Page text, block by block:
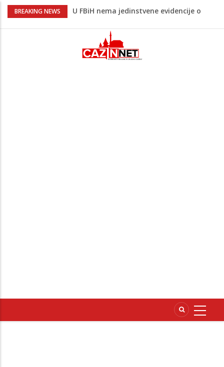
BREAKING NEWS
U FBiH nema jedinstvene evidencije o
godine izrekli 48.000 KM kazni
Temperature danas do 38 stepeni: U
dijelovima BiH moguća kratkotrajna kiša